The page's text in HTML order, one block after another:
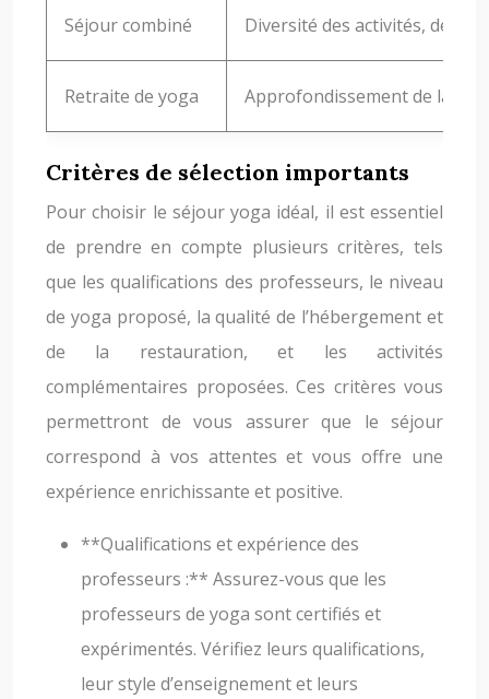
Séjour combiné Diversité des activités,
Retraite de yoga Approfondissement de la
Critères de sélection importants
Pour choisir le séjour yoga idéal, il est essentiel
de prendre en compte plusieurs critères, tels
que les qualifications des professeurs, le niveau
de yoga proposé, la qualité de l’hébergement et
de la restauration, et les activités
complémentaires proposées. Ces critères vous
permettront de vous assurer que le séjour
correspond à vos attentes et vous offre une
expérience enrichissante et positive.
**Qualifications et expérience des
professeurs :** Assurez-vous que les
professeurs de yoga sont certifiés et
expérimentés. Vérifiez leurs qualifications,
leur style d’enseignement et leurs